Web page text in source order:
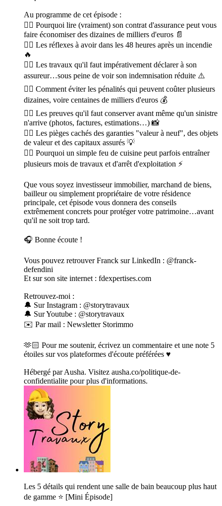
Au programme de cet épisode :
👉🏻 Pourquoi lire (vraiment) son contrat d'assurance peut vous
faire économiser des dizaines de milliers d'euros 📄
👉🏻 Les réflexes à avoir dans les 48 heures après un incendie
🔥
👉🏻 Les travaux qu'il faut impérativement déclarer à son
assureur…sous peine de voir son indemnisation réduite ⚠️
👉🏻 Comment éviter les pénalités qui peuvent coûter plusieurs
dizaines, voire centaines de milliers d'euros 💰
👉🏻 Les preuves qu'il faut conserver avant même qu'un sinistre
n'arrive (photos, factures, estimations…) 📸
👉🏻 Les pièges cachés des garanties "valeur à neuf", des objets
de valeur et des capitaux assurés 💡
👉🏻 Pourquoi un simple feu de cuisine peut parfois entraîner
plusieurs mois de travaux et d'arrêt d'exploitation ⚡
Que vous soyez investisseur immobilier, marchand de biens,
bailleur ou simplement propriétaire de votre résidence
principale, cet épisode vous donnera des conseils
extrêmement concrets pour protéger votre patrimoine…avant
qu'il ne soit trop tard.
🎧 Bonne écoute !
Vous pouvez retrouver Franck sur LinkedIn : @franck-
defendini
Et sur son site internet : fdexpertises.com
Retrouvez-moi :
🔔 Sur Instagram : @storytravaux
🔔 Sur Youtube : @storytravaux
✉️ Par mail : Newsletter Storimmo
🫶🏻 Pour me soutenir, écrivez un commentaire et une note 5
étoiles sur vos plateformes d'écoute préférées ♥️
Hébergé par Ausha. Visitez ausha.co/politique-de-
confidentialite pour plus d'informations.
Les 5 détails qui rendent une salle de bain beaucoup plus haut
de gamme ⭐ [Mini Épisode]